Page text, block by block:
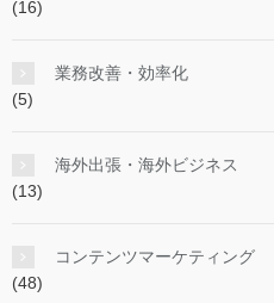
(16)
業務改善・効率化
(5)
海外出張・海外ビジネス
(13)
コンテンツマーケティング
(48)